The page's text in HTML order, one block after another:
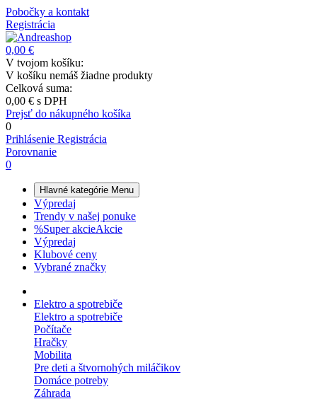
Pobočky a kontakt
Registrácia
0,00 €
V tvojom košíku:
V košíku nemáš žiadne produkty
Celková suma:
0,00 € s DPH
Prejsť do nákupného košíka
0
Prihlásenie Registrácia
Porovnanie
0
Hlavné kategórie Menu
Výpredaj
Trendy v našej ponuke
%Super akcieAkcie
Výpredaj
Klubové ceny
Vybrané značky
Elektro a spotrebiče
Elektro a spotrebiče
Počítače
Hračky
Mobilita
Pre deti a štvornohých miláčikov
Domáce potreby
Záhrada